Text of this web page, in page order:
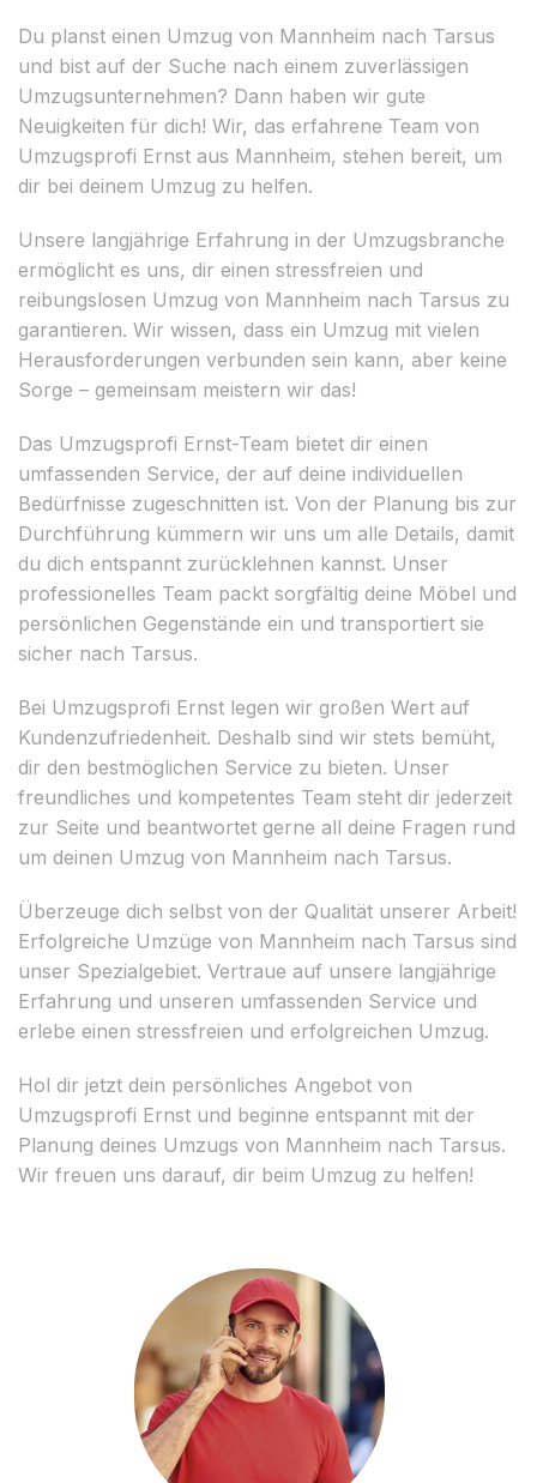
Du planst einen Umzug von Mannheim nach Tarsus
und bist auf der Suche nach einem zuverlässigen
Umzugsunternehmen? Dann haben wir gute
Neuigkeiten für dich! Wir, das erfahrene Team von
Umzugsprofi Ernst aus Mannheim, stehen bereit, um
dir bei deinem Umzug zu helfen.
Unsere langjährige Erfahrung in der Umzugsbranche
ermöglicht es uns, dir einen stressfreien und
reibungslosen Umzug von Mannheim nach Tarsus zu
garantieren. Wir wissen, dass ein Umzug mit vielen
Herausforderungen verbunden sein kann, aber keine
Sorge – gemeinsam meistern wir das!
Das Umzugsprofi Ernst-Team bietet dir einen
umfassenden Service, der auf deine individuellen
Bedürfnisse zugeschnitten ist. Von der Planung bis zur
Durchführung kümmern wir uns um alle Details, damit
du dich entspannt zurücklehnen kannst. Unser
professionelles Team packt sorgfältig deine Möbel und
persönlichen Gegenstände ein und transportiert sie
sicher nach Tarsus.
Bei Umzugsprofi Ernst legen wir großen Wert auf
Kundenzufriedenheit. Deshalb sind wir stets bemüht,
dir den bestmöglichen Service zu bieten. Unser
freundliches und kompetentes Team steht dir jederzeit
zur Seite und beantwortet gerne all deine Fragen rund
um deinen Umzug von Mannheim nach Tarsus.
Überzeuge dich selbst von der Qualität unserer Arbeit!
Erfolgreiche Umzüge von Mannheim nach Tarsus sind
unser Spezialgebiet. Vertraue auf unsere langjährige
Erfahrung und unseren umfassenden Service und
erlebe einen stressfreien und erfolgreichen Umzug.
Hol dir jetzt dein persönliches Angebot von
Umzugsprofi Ernst und beginne entspannt mit der
Planung deines Umzugs von Mannheim nach Tarsus.
Wir freuen uns darauf, dir beim Umzug zu helfen!